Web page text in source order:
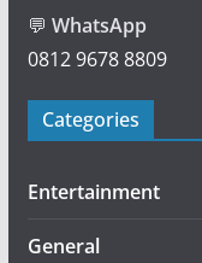
💬 WhatsApp
0812 9678 8809
Categories
Entertainment
General